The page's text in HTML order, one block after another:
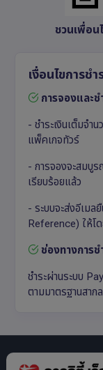
ชวนเพื่อน
เงื่อนไขการชำ
การจองและช
- ชำระเงินเต็มจำ
แพ็คเกจทัวร์
- การจองจะสมบูร
เรียบร้อยแล้ว
- ระบบจะส่งอีเม
Reference) ให้โ
ช่องทางการช
ชำระผ่านระบบ
ตามมาตรฐานสากล